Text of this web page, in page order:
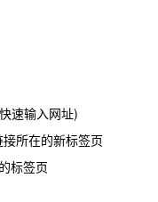
速输入网址)
所在的新标签页
标签页